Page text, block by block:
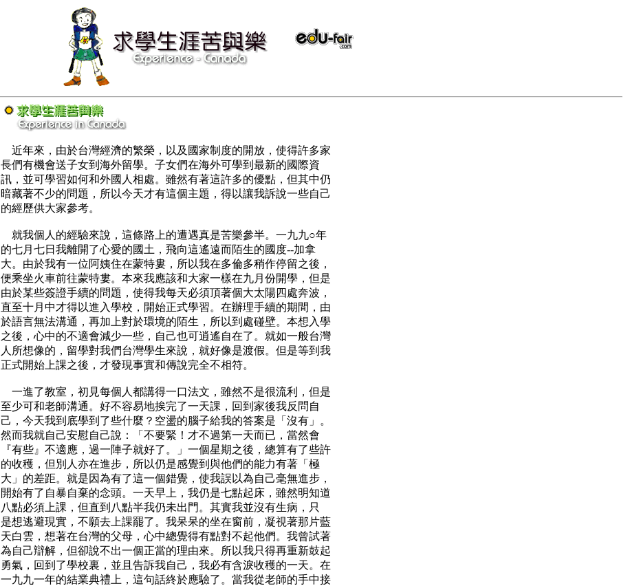
近年來，由於台灣經濟的繁榮，以及國家制度的開放，使得許多家
長們有機會送子女到海外留學。子女們在海外可學到最新的國際資
訊，並可學習如何和外國人相處。雖然有著這許多的優點，但其中仍
暗藏著不少的問題，所以今天才有這個主題，得以讓我訴說一些自己
的經歷供大家參考。
就我個人的經驗來說，這條路上的遭遇真是苦樂參半。一九九○年
的七月七日我離開了心愛的國土，飛向這遙遠而陌生的國度--加拿
大。由於我有一位阿姨住在蒙特婁，所以我在多倫多稍作停留之後，
便乘坐火車前往蒙特婁。本來我應該和大家一樣在九月份開學，但是
由於某些簽證手續的問題，使得我每天必須頂著個大太陽四處奔波，
直至十月中才得以進入學校，開始正式學習。在辦理手續的期間，由
於語言無法溝通，再加上對於環境的陌生，所以到處碰壁。本想入學
之後，心中的不適會減少一些，自己也可逍遙自在了。就如一般台灣
人所想像的，留學對我們台灣學生來說，就好像是渡假。但是等到我
正式開始上課之後，才發現事實和傳說完全不相符。
一進了教室，初見每個人都講得一口法文，雖然不是很流利，但是
至少可和老師溝通。好不容易地挨完了一天課，回到家後我反問自
己，今天我到底學到了些什麼？空盪的腦子給我的答案是「沒有」。
然而我就自己安慰自己說：「不要緊！才不過第一天而已，當然會
『有些』不適應，過一陣子就好了。」一個星期之後，總算有了些許
的收穫，但別人亦在進步，所以仍是感覺到與他們的能力有著「極
大」的差距。就是因為有了這一個錯覺，使我誤以為自己毫無進步，
開始有了自暴自棄的念頭。一天早上，我仍是七點起床，雖然明知道
八點必須上課，但直到八點半我仍未出門。其實我並沒有生病，只
是想逃避現實，不願去上課罷了。我呆呆的坐在窗前，凝視著那片藍
天白雲，想著在台灣的父母，心中總覺得有點對不起他們。我曾試著
為自己辯解，但卻說不出一個正當的理由來。所以我只得再重新鼓起
勇氣，回到了學校裏，並且告訴我自己，我必有含淚收穫的一天。在
一九九一年的結業典禮上，這句話終於應驗了。當我從老師的手中接